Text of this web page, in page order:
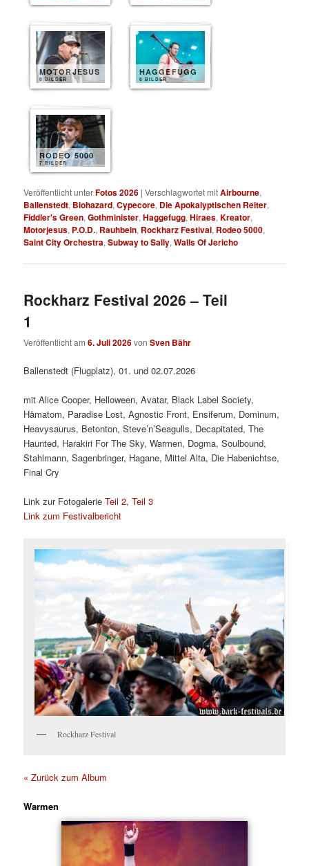
MOTORJESUS
8 BILDER
HAGGEFUGG
8 BILDER
RODEO 5000
7 BILDER
Veröffentlicht unterFotos 2026 |Verschlagwortet mitAirbourne,
Ballenstedt, Biohazard,Cypecore, Die Apokalyptischen Reiter,
Fiddler's Green,Gothminister,Haggefugg,Hiraes,Kreator,
Motorjesus, P.O.D., Rauhbein, Rockharz Festival, Rodeo 5000,
Saint City Orchestra,Subway to Sally,Walls Of Jericho
Rockharz Festival 2026 – Teil
1
Veröffentlicht am6. Juli 2026vonSven Bähr
Ballenstedt (Flugplatz), 01. und 02.07.2026
mit Alice Cooper, Helloween, Avatar, Black Label Society,
Hämatom, Paradise Lost, Agnostic Front, Ensiferum, Dominum,
Heavysaurus, Betonton, Steve’n’Seagulls, Decapitated, The
Haunted, Harakiri For The Sky, Warmen, Dogma, Soulbound,
Stahlmann, Sagenbringer, Hagane, Mittel Alta, Die Habenichtse,
Final Cry
Link zur FotogalerieTeil 2,Teil 3
Link zum Festivalbericht
Rockharz Festival
« Zurück zum Album
Warmen